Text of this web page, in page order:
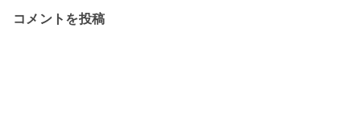
コメントを投稿